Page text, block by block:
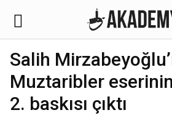
Salih
Muztaribler
2. baskısı çıktı